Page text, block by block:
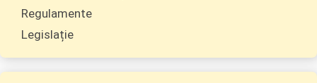
Regulamente
Legislație